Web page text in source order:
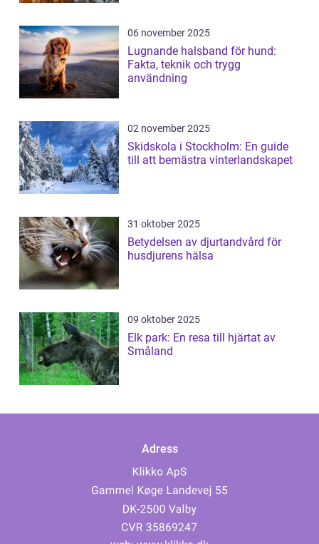
06 november 2025
Lugnande halsband för hund:
Fakta, teknik och trygg
användning
02 november 2025
Skidskola i Stockholm: En guide
till att bemästra vinterlandskapet
31 oktober 2025
Betydelsen av djurtandvård för
husdjurens hälsa
09 oktober 2025
Elk park: En resa till hjärtat av
Småland
Adress